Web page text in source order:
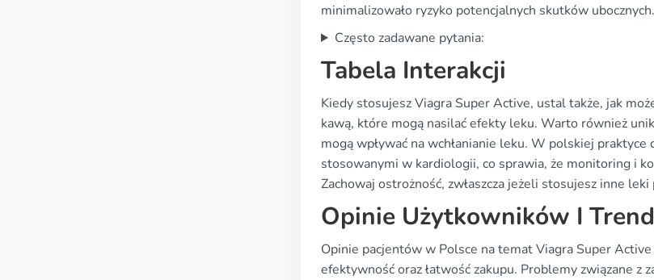
minimalizowało ryzyko potencjalnych skutków ubocznych.
Często zadawane pytania:
Tabela Interakcji
Kiedy stosujesz Viagra Super Active, ustal także, jak
kawą, które mogą nasilać efekty leku. Warto również
mogą wpływać na wchłanianie leku. W polskiej
stosowanymi w kardiologii, co sprawia, że monitoring i
Zachowaj ostrożność, zwłaszcza jeżeli stosujesz inne leki
Opinie Użytkowników I
Opinie pacjentów w Polsce na temat Viagra Super
efektywność oraz łatwość zakupu. Problemy związane